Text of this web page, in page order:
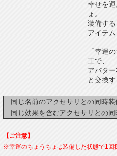
幸せを
ょ。
装備す
アイテム
「幸運
工で、
アバター
と交換す
同じ名前のアクセサリとの同時
同じ効果を含むアクセサリとの
【ご注意】
※幸運のちょうちょは装備した状態で1回